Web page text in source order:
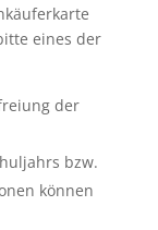
eines der
der
bzw.
können